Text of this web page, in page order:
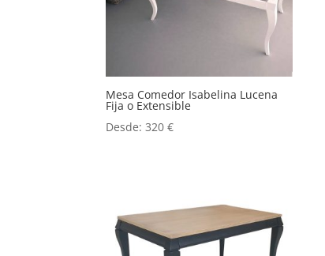
Mesa Comedor Isabelina Lucena
Fija o Extensible
Desde:320€